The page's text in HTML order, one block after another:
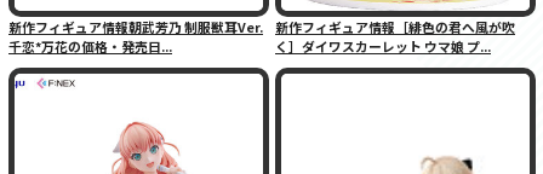
新作フィギュア情報朝武芳乃 制服獣耳Ver.
千恋*万花の価格・発売日...
新作フィギュア情報［緋色の君へ風が吹
く］ダイワスカーレット ウマ娘 プ...